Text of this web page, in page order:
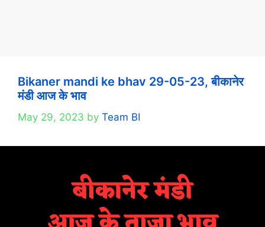
Bikaner mandi ke bhav 29-05-23, बीकानेर
मंडी आज के भाव
May 29, 2023 by Team BI